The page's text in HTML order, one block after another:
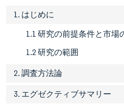
1. はじめに
1.1 研究の前提条件と市場
1.2 研究の範囲
2. 調査方法論
3. エグゼクティブサマリー